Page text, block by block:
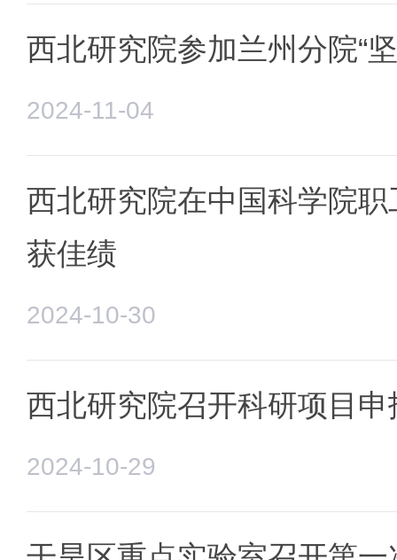
西北研究院参加兰州分院“
2024-11-04
西北研究院在中国科学院
获佳绩
2024-10-30
西北研究院召开科研项目
2024-10-29